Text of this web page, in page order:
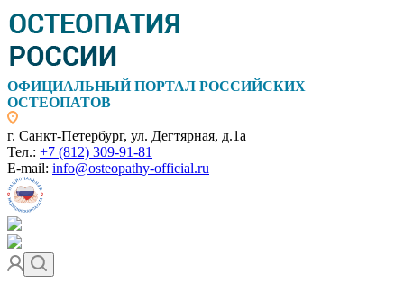
ОФИЦИАЛЬНЫЙ ПОРТАЛ РОССИЙСКИХ
ОСТЕОПАТОВ
г. Санкт-Петербург, ул. Дегтярная, д.1а
Тел.: +7 (812) 309-91-81
E-mail: info@osteopathy-official.ru